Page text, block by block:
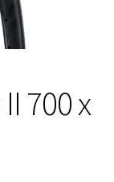
copil
700 x